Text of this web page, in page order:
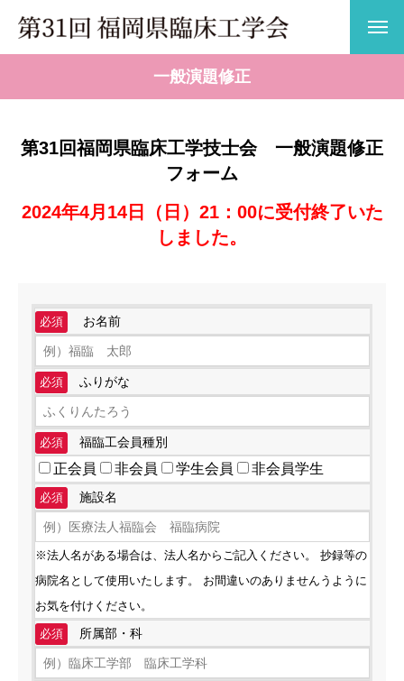
一般演題修正
第31回福岡県臨床工学技士会 一般演題修正
フォーム
2024年4月14日（日）21：00に受付終了いた
しました。
必須 お名前
必須 ふりがな
必須 福臨工会員種別
正会員 非会員 学生会員 非会員学生
必須 施設名
※法人名がある場合は、法人名からご記入ください。 抄録等の
病院名として使用いたします。 お間違いのありませんうように
お気を付けください。
必須 所属部・科